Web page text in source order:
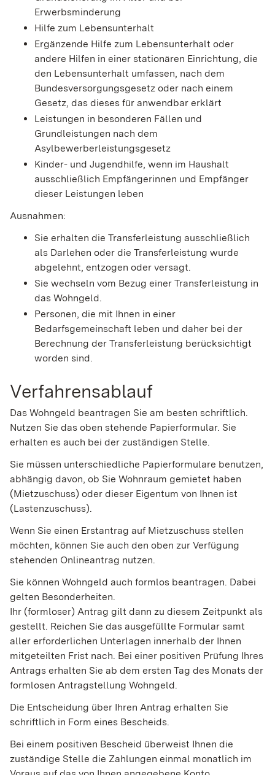
Erwerbsminderung
Hilfe zum Lebensunterhalt
Ergänzende Hilfe zum Lebensunterhalt oder
andere Hilfen in einer stationären Einrichtung, die
den Lebensunterhalt umfassen, nach dem
Bundesversorgungsgesetz oder nach einem
Gesetz, das dieses für anwendbar erklärt
Leistungen in besonderen Fällen und
Grundleistungen nach dem
Asylbewerberleistungsgesetz
Kinder- und Jugendhilfe, wenn im Haushalt
ausschließlich Empfängerinnen und Empfänger
dieser Leistungen leben
Ausnahmen:
Sie erhalten die Transferleistung ausschließlich
als Darlehen oder die Transferleistung wurde
abgelehnt, entzogen oder versagt.
Sie wechseln vom Bezug einer Transferleistung in
das Wohngeld.
Personen, die mit Ihnen in einer
Bedarfsgemeinschaft leben und daher bei der
Berechnung der Transferleistung berücksichtigt
worden sind.
Verfahrensablauf
Das Wohngeld beantragen Sie am besten schriftlich.
Nutzen Sie das oben stehende Papierformular. Sie
erhalten es auch bei der zuständigen Stelle.
Sie müssen unterschiedliche Papierformulare benutzen,
abhängig davon, ob Sie Wohnraum gemietet haben
(Mietzuschuss) oder dieser Eigentum von Ihnen ist
(Lastenzuschuss).
Wenn Sie einen Erstantrag auf Mietzuschuss stellen
möchten, können Sie auch den oben zur Verfügung
stehenden Onlineantrag nutzen.
Sie können Wohngeld auch formlos beantragen. Dabei
gelten Besonderheiten.
Ihr (formloser) Antrag gilt dann zu diesem Zeitpunkt als
gestellt. Reichen Sie das ausgefüllte Formular samt
aller erforderlichen Unterlagen innerhalb der Ihnen
mitgeteilten Frist nach. Bei einer positiven Prüfung Ihres
Antrags erhalten Sie ab dem ersten Tag des Monats der
formlosen Antragstellung Wohngeld.
Die Entscheidung über Ihren Antrag erhalten Sie
schriftlich in Form eines Bescheids.
Bei einem positiven Bescheid überweist Ihnen die
zuständige Stelle die Zahlungen einmal monatlich im